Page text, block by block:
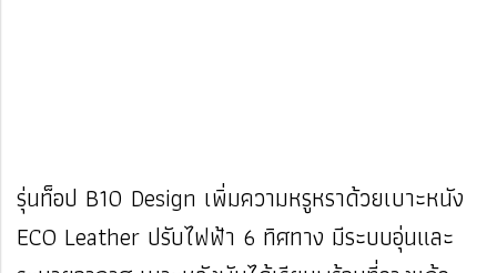
รุ่นท็อป B10 Design เพิ่มความหรูหราด้วยเบาะหนัง
ECO Leather ปรับไฟฟ้า 6 ทิศทาง มีระบบอุ่นและ